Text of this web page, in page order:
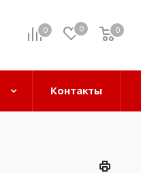
0 0 0
0
Контакты